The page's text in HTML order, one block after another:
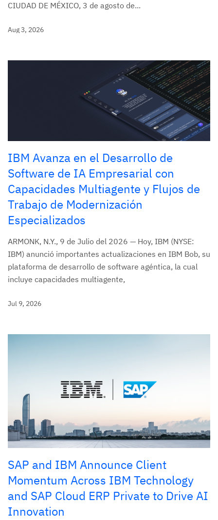
CIUDAD DE MÉXICO, 3 de agosto de...
Aug 3, 2026
IBM Avanza en el Desarrollo de
Software de IA Empresarial con
Capacidades Multiagente y Flujos de
Trabajo de Modernización
Especializados
ARMONK, N.Y., 9 de Julio del 2026 — Hoy, IBM (NYSE:
IBM) anunció importantes actualizaciones en IBM Bob, su
plataforma de desarrollo de software agéntica, la cual
incluye capacidades multiagente,
Jul 9, 2026
SAP and IBM Announce Client
Momentum Across IBM Technology
and SAP Cloud ERP Private to Drive AI
Innovation